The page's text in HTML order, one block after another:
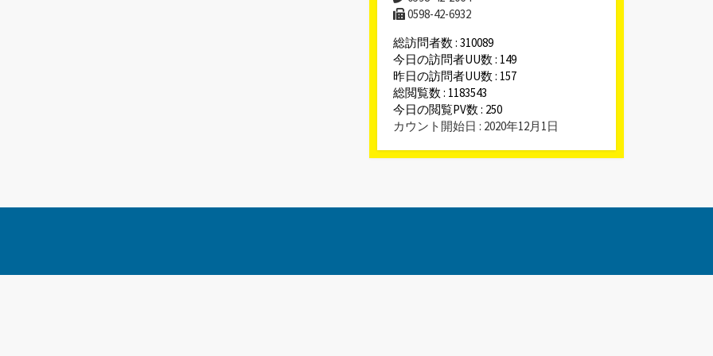
0598-42-6932
総訪問者数 : 310089
今日の訪問者UU数 : 149
昨日の訪問者UU数 : 157
総閲覧数 : 1183543
今日の閲覧PV数 : 250
カウント開始日 : 2020年12月1日